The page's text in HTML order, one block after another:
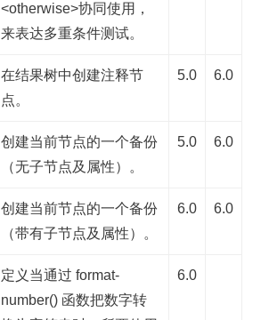
<otherwise>协同使用，
来表达多重条件测试。
在结果树中创建注释节
点。
5.0 6.0
创建当前节点的一个备份
（无子节点及属性）。
5.0 6.0
创建当前节点的一个备份
（带有子节点及属性）。
6.0 6.0
定义当通过 format-
number() 函数把数字转
6.0